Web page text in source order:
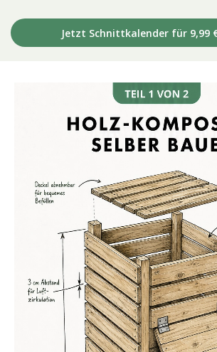
Jetzt Schnittkalender für 9,99